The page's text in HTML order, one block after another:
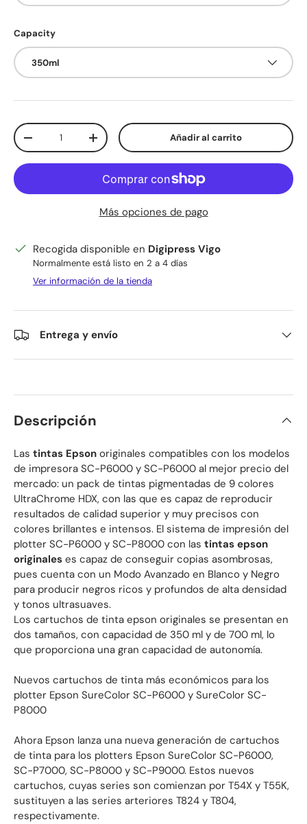
Capacity
350ml
Cant.
Disminuir cantidadAumentar la cantidadAñadir al carrito
Más opciones de pago
Recogida disponible en Digipress Vigo
Normalmente está listo en 2 a 4 días
Ver información de la tienda
Entrega y envío
Descripción
Las tintas Epson originales compatibles con los modelos
de impresora SC-P6000 y SC-P6000 al mejor precio del
mercado: un pack de tintas pigmentadas de 9 colores
UltraChrome HDX, con las que es capaz de reproducir
resultados de calidad superior y muy precisos con
colores brillantes e intensos. El sistema de impresión del
plotter SC-P6000 y SC-P8000 con las tintas epson
originales es capaz de conseguir copias asombrosas,
pues cuenta con un Modo Avanzado en Blanco y Negro
para producir negros ricos y profundos de alta densidad
y tonos ultrasuaves.
Los cartuchos de tinta epson originales se presentan en
dos tamaños, con capacidad de 350 ml y de 700 ml, lo
que proporciona una gran capacidad de autonomía.
Nuevos cartuchos de tinta más económicos para los
plotter Epson SureColor SC-P6000 y SureColor SC-
P8000
Ahora Epson lanza una nueva generación de cartuchos
de tinta para los plotters Epson SureColor SC-P6000,
SC-P7000, SC-P8000 y SC-P9000. Estos nuevos
cartuchos, cuyas series son comienzan por T54X y T55K,
sustituyen a las series arteriores T824 y T804,
respectivamente.